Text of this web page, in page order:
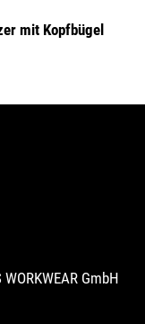
mit Kopfbügel
GmbH